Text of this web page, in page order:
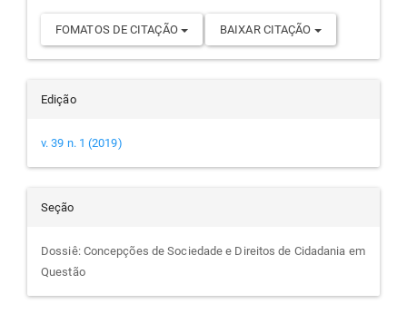
FOMATOS DE CITAÇÃO BAIXAR CITAÇÃO
Edição
v. 39 n. 1 (2019)
Seção
Dossiê: Concepções de Sociedade e Direitos de Cidadania em
Questão